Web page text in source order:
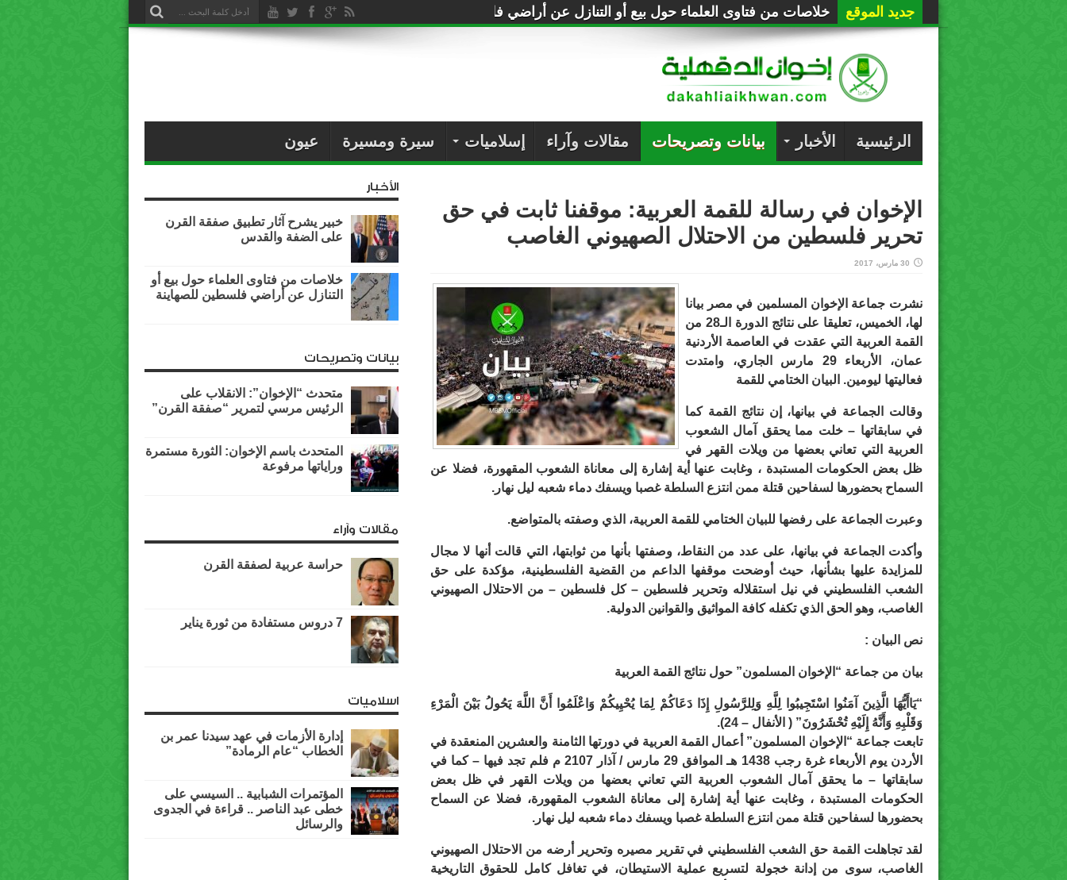
جديد الموقع خلاصات من فتاوى العلماء حول بيع أو التنازل عن أراضي فلسطين للصهاينة
الرئيسية الأخبار بيانات وتصريحات مقالات وآراء إسلاميات سيرة ومسيرة عيون
الإخوان في رسالة للقمة العربية: موقفنا ثابت في حق
تحرير فلسطين من الاحتلال الصهيوني الغاصب
30 مارس، 2017
نشرت جماعة الإخوان المسلمين في مصر بيانا
لها، الخميس، تعليقا على نتائج الدورة الـ28 من
القمة العربية التي عقدت في العاصمة الأردنية
عمان، الأربعاء 29 مارس الجاري، وامتدت
فعاليتها ليومين. البيان الختامي للقمة
وقالت الجماعة في بيانها، إن نتائج القمة كما
في سابقاتها – خلت مما يحقق آمال الشعوب
العربية التي تعاني بعضها من ويلات القهر في
ظل بعض الحكومات المستبدة ، وغابت عنها أية إشارة إلى معاناة الشعوب المقهورة، فضلا عن
السماح بحضورها لسفاحين قتلة ممن انتزع السلطة غصبا ويسفك دماء شعبه ليل نهار.
وعبرت الجماعة على رفضها للبيان الختامي للقمة العربية، الذي وصفته بالمتواضع.
وأكدت الجماعة في بيانها، على عدد من النقاط، وصفتها بأنها من ثوابتها، التي قالت أنها لا مجال
للمزايدة عليها بشأنها، حيث أوضحت موقفها الداعم من القضية الفلسطينية، مؤكدة على حق
الشعب الفلسطيني في نيل استقلاله وتحرير فلسطين – كل فلسطين – من الاحتلال الصهيوني
الغاصب، وهو الحق الذي تكفله كافة المواثيق والقوانين الدولية.
نص البيان :
بيان من جماعة “الإخوان المسلمون” حول نتائج القمة العربية
“يَاأَيُّهَا الَّذِينَ آمَنُوا اسْتَجِيبُوا لِلَّهِ وَلِلرَّسُولِ إِذَا دَعَاكُمْ لِمَا يُحْيِيكُمْ وَاعْلَمُوا أَنَّ اللَّهَ يَحُولُ بَيْنَ الْمَرْءِ
وَقَلْبِهِ وَأَنَّهُ إِلَيْهِ تُحْشَرُونَ” ( الأنفال – 24).
تابعت جماعة “الإخوان المسلمون” أعمال القمة العربية في دورتها الثامنة والعشرين المنعقدة في
الأردن يوم الأربعاء غرة رجب 1438 هـ الموافق 29 مارس / آذار 2107 م فلم تجد فيها – كما في
سابقاتها – ما يحقق آمال الشعوب العربية التي تعاني بعضها من ويلات القهر في ظل بعض
الحكومات المستبدة ، وغابت عنها أية إشارة إلى معاناة الشعوب المقهورة، فضلا عن السماح
بحضورها لسفاحين قتلة ممن انتزع السلطة غصبا ويسفك دماء شعبه ليل نهار.
لقد تجاهلت القمة حق الشعب الفلسطيني في تقرير مصيره وتحرير أرضه من الاحتلال الصهيوني
الغاصب، سوى من إدانة خجولة لتسريع عملية الاستيطان، في تغافل كامل للحقوق التاريخية
الأخبار
خبير يشرح آثار تطبيق صفقة القرن
على الضفة والقدس
خلاصات من فتاوى العلماء حول بيع أو
التنازل عن أراضي فلسطين للصهاينة
بيانات وتصريحات
متحدث “الإخوان”: الانقلاب على
الرئيس مرسي لتمرير “صفقة القرن”
المتحدث باسم الإخوان: الثورة مستمرة
وراياتها مرفوعة
مقالات وآراء
حراسة عربية لصفقة القرن
7 دروس مستفادة من ثورة يناير
اسلاميات
إدارة الأزمات في عهد سيدنا عمر بن
الخطاب “عام الرمادة”
المؤتمرات الشبابية .. السيسي على
خطى عبد الناصر .. قراءة في الجدوى
والرسائل